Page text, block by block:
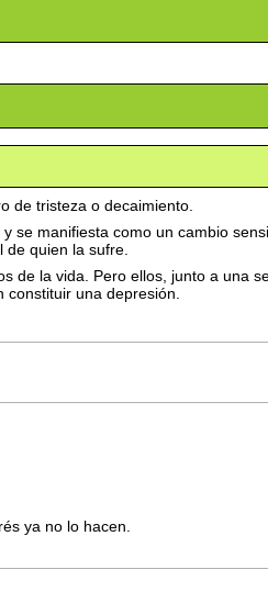
de tristeza o decaimiento.
manifiesta como un cambio
quien la sufre.
de la vida. Pero ellos, junto a una
una depresión.
ya no lo hacen.